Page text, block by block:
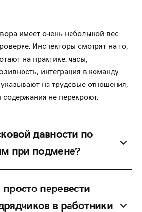
имеет очень небольшой вес
Инспекторы смотрят на то,
на практике: часы,
интеграция в команду.
на трудовые отношения,
содержания не перекроют.
давности по
при подмене?
перевести
в работники